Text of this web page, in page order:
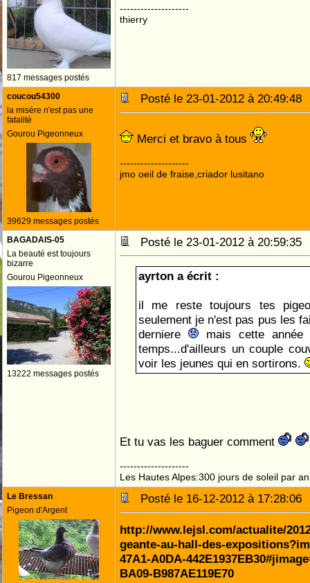
817 messages postés
--------------------
thierry
coucou54300
la misére n'est pas une
fatalité
Gourou Pigeonneux
39629 messages postés
Posté le 23-01-2012 à
Merci et bravo à tous
--------------------
jmo oeil de fraise,criador lusitano
BAGADAIS-05
La beauté est toujours
bizarre
Gourou Pigeonneux
13222 messages postés
Posté le 23-01-2012 à
ayrton a écrit :
il me reste toujours tes
seulement je n'est pas pus les
derniere
mais cette
temps...d'ailleurs un couple
voir les jeunes qui en sortirons.
Et tu vas les baguer comment
--------------------
Les Hautes Alpes:300 jours de soleil par an
Le Bressan
Pigeon d'Argent
Posté le 16-12-2012 à
http://www.lejsl.com/actualite/
geante-au-hall-des-
47A1-A0DA-
BA09-B987AE119E70